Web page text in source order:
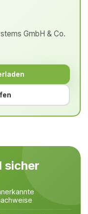
GmbH & Co.
sicher